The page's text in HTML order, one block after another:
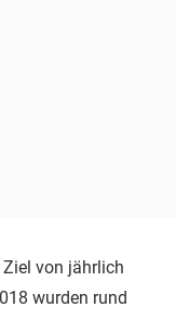
Ziel von jährlich
wurden rund